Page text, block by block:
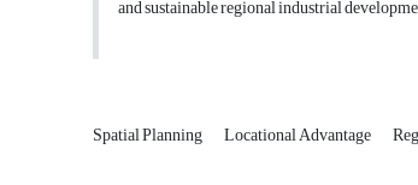
and sustainable regional industrial
Spatial Planning Locational Advantage